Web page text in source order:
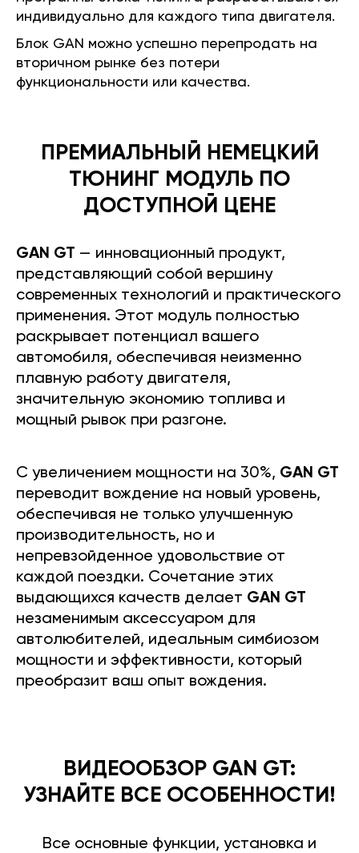
индивидуально для каждого типа двигателя.
Блок GAN можно успешно перепродать на
вторичном рынке без потери
функциональности или качества.
ПРЕМИАЛЬНЫЙ НЕМЕЦКИЙ
ТЮНИНГ МОДУЛЬ ПО
ДОСТУПНОЙ ЦЕНЕ
GAN GT — инновационный продукт,
представляющий собой вершину
современных технологий и практического
применения. Этот модуль полностью
раскрывает потенциал вашего
автомобиля, обеспечивая неизменно
плавную работу двигателя,
значительную экономию топлива и
мощный рывок при разгоне.
С увеличением мощности на 30%, GAN GT
переводит вождение на новый уровень,
обеспечивая не только улучшенную
производительность, но и
непревзойденное удовольствие от
каждой поездки. Сочетание этих
выдающихся качеств делает GAN GT
незаменимым аксессуаром для
автолюбителей, идеальным симбиозом
мощности и эффективности, который
преобразит ваш опыт вождения.
ВИДЕООБЗОР GAN GT:
УЗНАЙТЕ ВСЕ ОСОБЕННОСТИ!
Все основные функции, установка и